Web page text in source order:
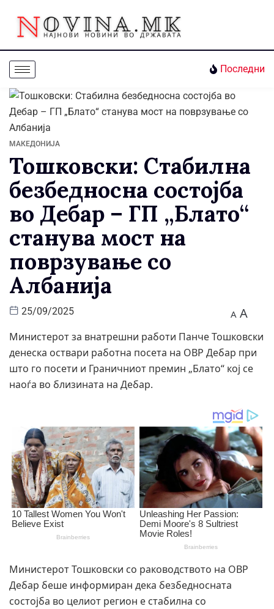
Последни
МАКЕДОНИЈА
Тошковски: Стабилна
безбедносна состојба
во Дебар – ГП „Блато“
станува мост на
поврзување со
Албанија
25/09/2025 A A
Министерот за внатрешни работи Панче Тошковски
денеска оствари работна посета на ОВР Дебар при
што го посети и Граничниот премин „Блато“ кој се
наоѓа во близината на Дебар.
Министерот Тошковски со раководството на ОВР
Дебар беше информиран дека безбедносната
состојба во целиот регион е стабилна со